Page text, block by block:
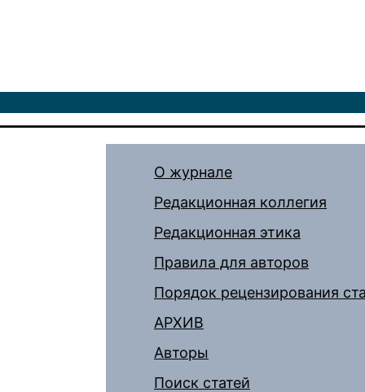
О журнале
Редакционная коллегия
Редакционная этика
Правила для авторов
Порядок рецензирования
АРХИВ
Авторы
Поиск статей